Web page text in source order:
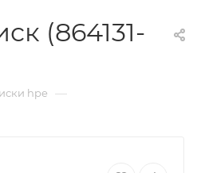
(864131-
hpe —